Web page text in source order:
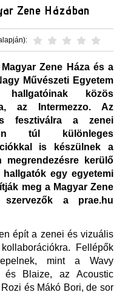
Zene Házában
Zene Háza és a
Művészeti Egyetem
hallgatóinak közös
az Intermezzo. Az
fesztiválra a zenei
túl különleges
is készülnek a
megrendezésre kerülő
hallgatók egy egyetemi
meg a Magyar Zene
a prae.hu
épít a zenei és vizuális
Fellépők
mint a Wavy
és Blaize, az Acoustic
és Mákó Bori, de sor